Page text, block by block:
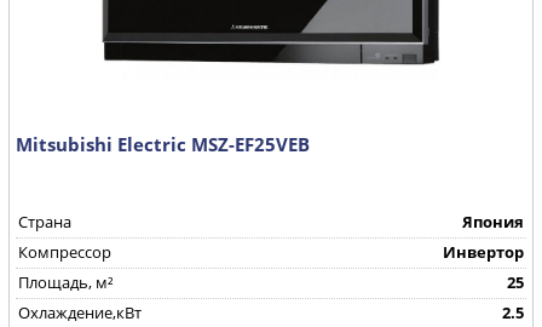
Mitsubishi Electric MSZ-EF25VEB
Страна
Япония
Компрессор
Инвертор
Площадь, м²
25
Охлаждение,кВт
2.5